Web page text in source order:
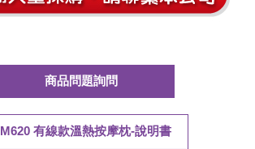
商品問題詢問
M620 有線款溫熱按摩枕-說明書